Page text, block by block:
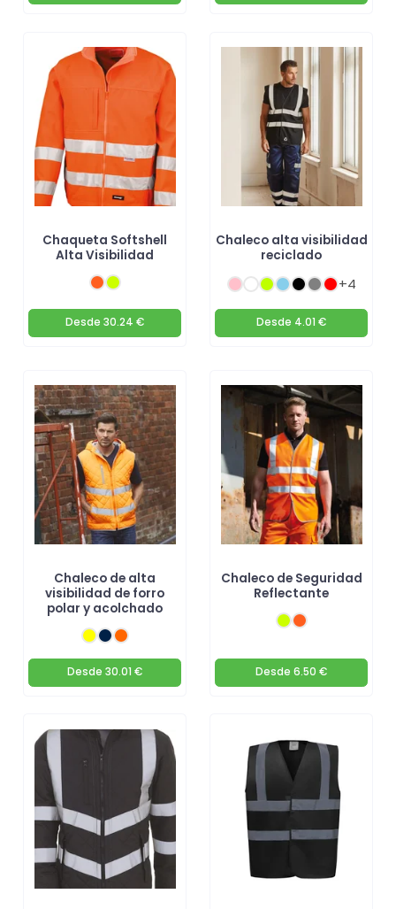
Chaqueta Softshell
Alta Visibilidad
Desde 30.24 €
Chaleco alta visibilidad
reciclado
+4
Desde 4.01 €
Chaleco de alta
visibilidad de forro
polar y acolchado
Desde 30.01 €
Chaleco de Seguridad
Reflectante
Desde 6.50 €